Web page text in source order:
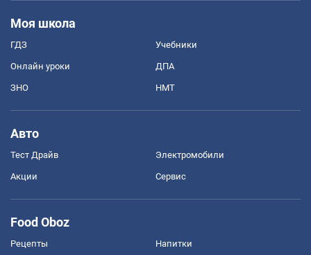
Моя школа
ГДЗ Учебники
Онлайн уроки ДПА
ЗНО НМТ
Авто
Тест Драйв Электромобили
Акции Сервис
Food Oboz
Рецепты Напитки